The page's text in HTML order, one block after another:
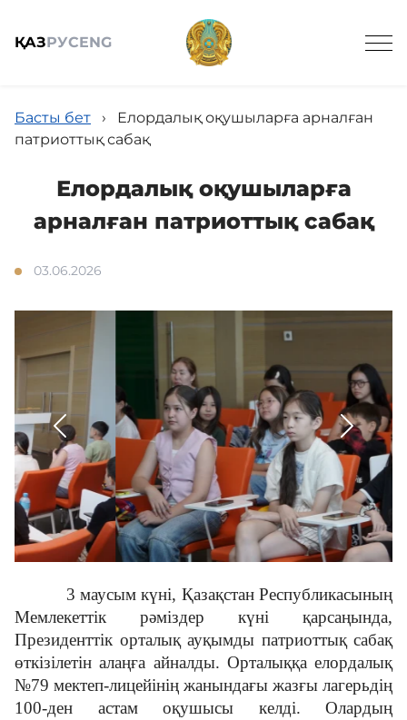
ҚАЗРУСENG
Жалпы мағлұмат
Анонстар
Жаңалықтар
Жұмыс кестесі
Сыбайлас жемқорлыққа қарсы іс-қимыл
Балдырғандар музей әлемімен танысты
Көпфункционалды зал
Адалдық алаңы
Басты бет ›
Елордалық оқушыларға арналған
патриоттық сабақ
Елордалық оқушыларға
арналған патриоттық сабақ
03.06.2026
3 маусым күні, Қазақстан Республикасының
Мемлекеттік рәміздер күні қарсаңында,
Президенттік орталық ауқымды патриоттық сабақ
өткізілетін алаңға айналды. Орталыққа елордалық
№79 мектеп-лицейінің жанындағы жазғы лагерьдің
100-ден астам оқушысы келді. Олардың